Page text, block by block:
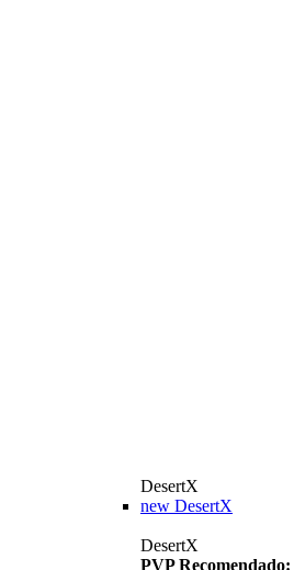
DesertX
new DesertX
DesertX
PVP Recomendado: